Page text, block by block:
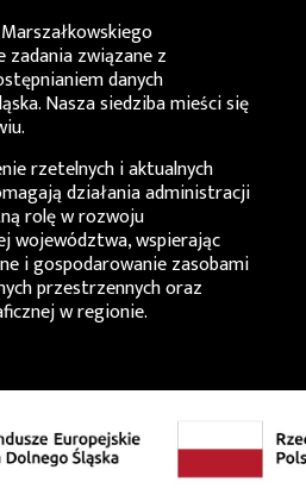
zadania związane z
danych
Nasza siedziba mieści się
rzetelnych i aktualnych
działania administracji
rolę w rozwoju
wspierając
i gospodarowanie zasobami
przestrzennych oraz
w regionie.